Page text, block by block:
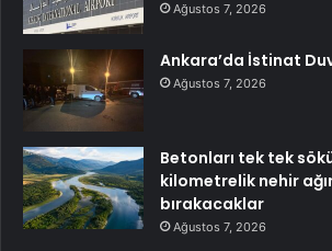
Ağustos 7, 2026
Ankara’da İstinat
Ağustos 7, 2026
Betonları tek tek
kilometrelik nehir
bırakacaklar
Ağustos 7, 2026